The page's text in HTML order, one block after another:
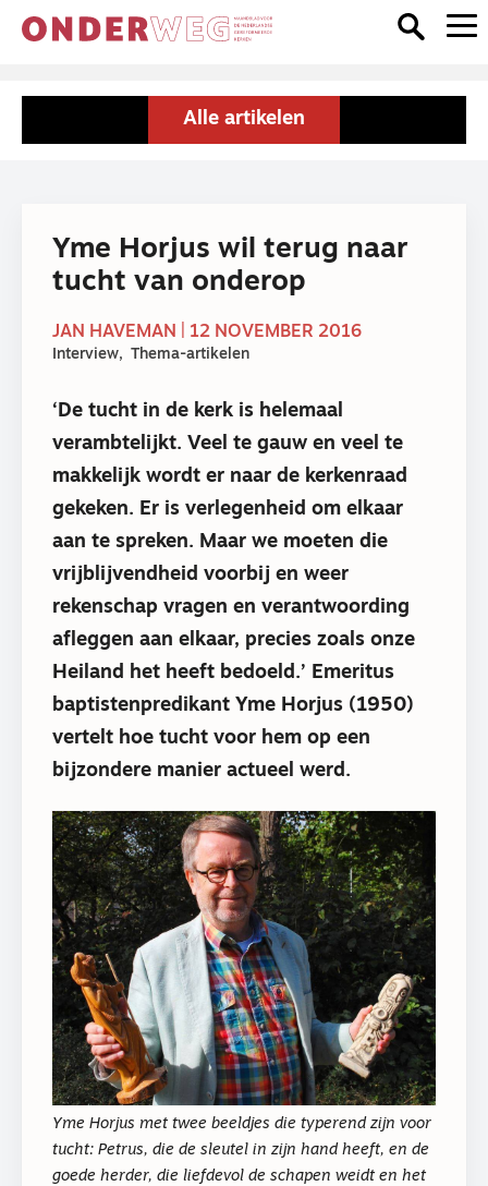
Alle artikelen
Yme Horjus wil terug naar
tucht van onderop
JAN HAVEMAN | 12 NOVEMBER 2016
Interview Thema-artikelen
‘De tucht in de kerk is helemaal
verambtelijkt. Veel te gauw en veel te
makkelijk wordt er naar de kerkenraad
gekeken. Er is verlegenheid om elkaar
aan te spreken. Maar we moeten die
vrijblijvendheid voorbij en weer
rekenschap vragen en verantwoording
afleggen aan elkaar, precies zoals onze
Heiland het heeft bedoeld.’ Emeritus
baptistenpredikant Yme Horjus (1950)
vertelt hoe tucht voor hem op een
bijzondere manier actueel werd.
Yme Horjus met twee beeldjes die typerend zijn voor
tucht: Petrus, die de sleutel in zijn hand heeft, en de
goede herder, die liefdevol de schapen weidt en het